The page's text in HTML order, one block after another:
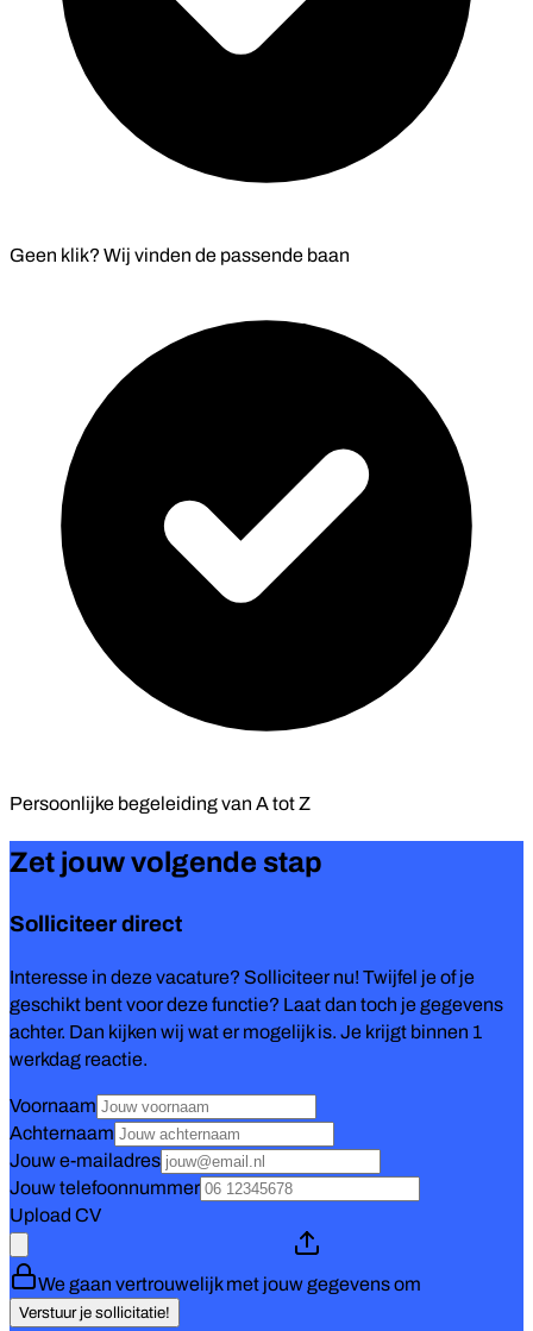
Geen klik? Wij vinden depassende baan
Persoonlijke begeleiding vanA tot Z
Zet jouw volgende stap
Solliciteer direct
Interesse in deze vacature? Solliciteer nu! Twijfel je of je
geschikt bent voor deze functie? Laat dan toch je gegevens
achter. Dan kijken wij wat er mogelijk is. Je krijgt binnen 1
werkdag reactie.
Voornaam
Achternaam
Jouw e-mailadres
Jouw telefoonnummer
Upload CV
We gaan vertrouwelijk met jouw gegevens om
Verstuur je sollicitatie!